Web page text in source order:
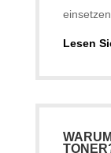
Lesen